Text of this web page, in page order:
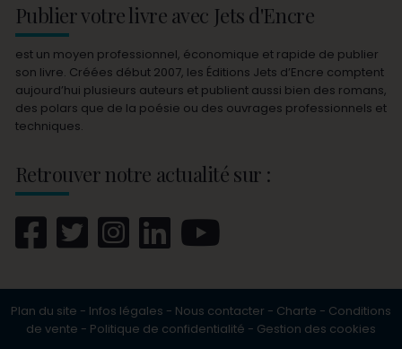
Publier votre livre avec Jets d'Encre
est un moyen professionnel, économique et rapide de publier
son livre. Créées début 2007, les Éditions Jets d’Encre comptent
aujourd’hui plusieurs auteurs et publient aussi bien des romans,
des polars que de la poésie ou des ouvrages professionnels et
techniques.
Retrouver notre actualité sur :
Plan du site - Infos légales - Nous contacter - Charte - Conditions
de vente - Politique de confidentialité - Gestion des cookies